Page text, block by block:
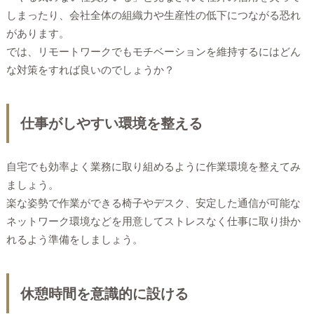
しまったり、会社全体の組織力や生産性の低下につながる恐れ
があります。
では、リモートワークでもモチベーションを維持するにはどん
な対策をすれば良いのでしょうか？
仕事がしやすい環境を整える
自宅でも効率よく業務に取り組めるように作業環境を整えてみ
ましょう。
楽な姿勢で作業ができる椅子やデスク、安定した通信が可能な
ネットワーク環境などを用意してストレスなく仕事に取り掛か
れるよう準備をしましょう。
休憩時間を意識的に設ける